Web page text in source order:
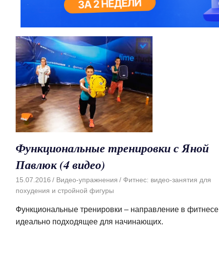
Функциональные тренировки с Яной
Павлюк (4 видео)
15.07.2016 Видео-упражнения
Фитнес: видео-занятия для
похудения и стройной фигуры
Функциональные тренировки – направление в
идеально подходящее для начинающих.